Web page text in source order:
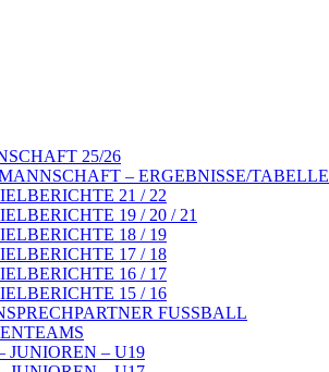
25/26
– ERGEBNISSE/TABELLE
21 / 22
19 / 20 / 21
18 / 19
17 / 18
16 / 17
15 / 16
FUSSBALL
JUNIOREN – U19